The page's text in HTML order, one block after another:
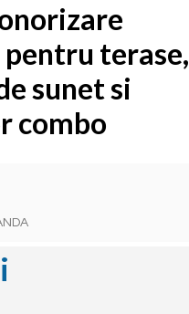
terase,
sunet si
combo